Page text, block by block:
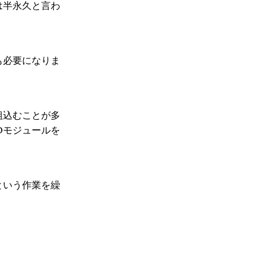
永久と言わ
要になりま
むことが多
ジュールを
う作業を繰